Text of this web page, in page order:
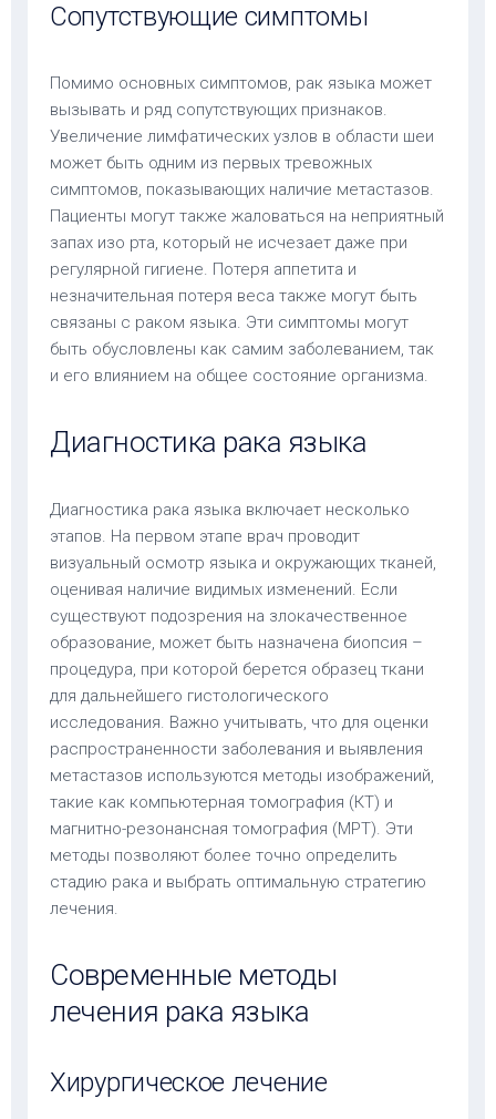
Сопутствующие симптомы
Помимо основных симптомов, рак языка может
вызывать и ряд сопутствующих признаков.
Увеличение лимфатических узлов в области шеи
может быть одним из первых тревожных
симптомов, показывающих наличие метастазов.
Пациенты могут также жаловаться на неприятный
запах изо рта, который не исчезает даже при
регулярной гигиене. Потеря аппетита и
незначительная потеря веса также могут быть
связаны с раком языка. Эти симптомы могут
быть обусловлены как самим заболеванием, так
и его влиянием на общее состояние организма.
Диагностика рака языка
Диагностика рака языка включает несколько
этапов. На первом этапе врач проводит
визуальный осмотр языка и окружающих тканей,
оценивая наличие видимых изменений. Если
существуют подозрения на злокачественное
образование, может быть назначена биопсия –
процедура, при которой берется образец ткани
для дальнейшего гистологического
исследования. Важно учитывать, что для оценки
распространенности заболевания и выявления
метастазов используются методы изображений,
такие как компьютерная томография (КТ) и
магнитно-резонансная томография (МРТ). Эти
методы позволяют более точно определить
стадию рака и выбрать оптимальную стратегию
лечения.
Современные методы
лечения рака языка
Хирургическое лечение